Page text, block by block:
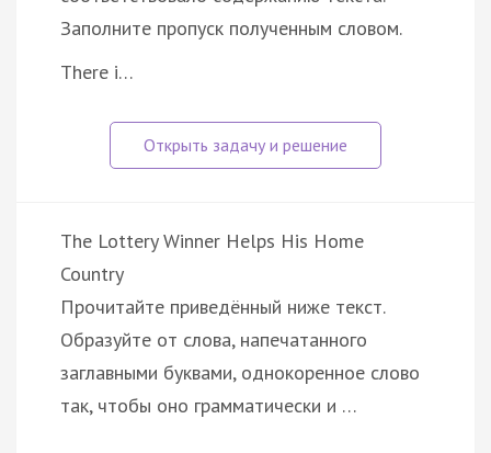
Заполните пропуск полученным словом.
There i…
The Lottery Winner Helps His Home
Country
Прочитайте приведённый ниже текст.
Образуйте от слова, напечатанного
заглавными буквами, однокоренное слово
так, чтобы оно грамматически и …